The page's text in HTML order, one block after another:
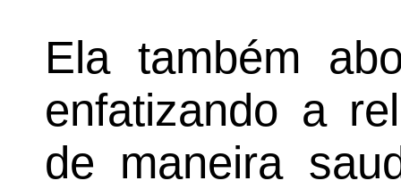
Ela também
enfatizando a
de maneira